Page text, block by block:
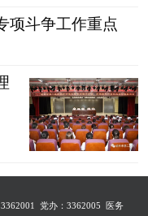
项斗争工作重点
党办：3362005 医务